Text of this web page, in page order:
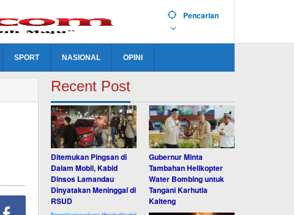
Pencarian
SPORT NASIONAL OPINI
Recent Post
Ditemukan Pingsan di
Dalam Mobil, Kabid
Dinsos Lamandau
Dinyatakan Meninggal di
RSUD
Gubernur Minta
Tambahan Helikopter
Water Bombing untuk
Tangani Karhutla
Kalteng